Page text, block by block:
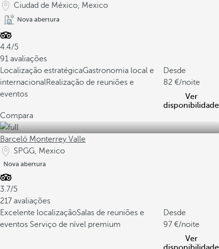
Ciudad de México, Mexico
Nova abertura
4.4/5
91 avaliações
Localização estratégicaGastronomia local e
internacionalRealização de reuniões e
eventos
Desde
82
/noite
Ver
disponibilidade
Compara
Barceló Monterrey Valle
SPGG, Mexico
Nova abertura
3.7/5
217 avaliações
Excelente localizaçãoSalas de reuniões e
eventos Serviço de nível premium
Desde
97
/noite
Ver